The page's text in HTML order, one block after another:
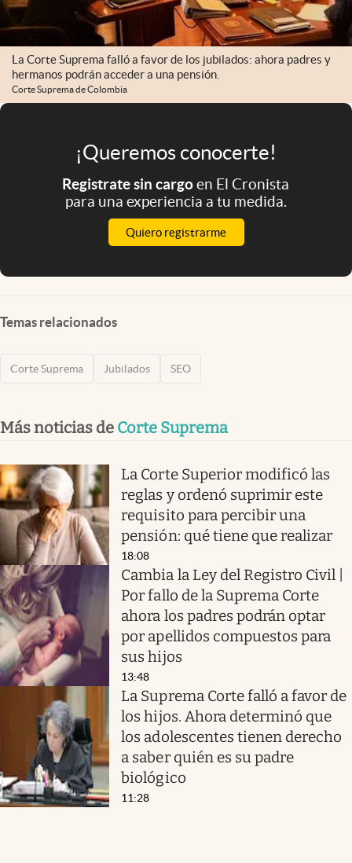
La Corte Suprema falló a favor de los jubilados: ahora padres y
hermanos podrán acceder a una pensión.
Corte Suprema de Colombia
¡Queremos conocerte!
Registrate sin cargoen El Cronista
para una experiencia a tu medida.
Quiero registrarme
Temas relacionados
Corte Suprema Jubilados SEO
Más noticias de Corte Suprema
La Corte Superior modificó las
reglas y ordenó suprimir este
requisito para percibir una
pensión: qué tiene que realizar
18:08
Cambia la Ley del Registro Civil |
Por fallo de la Suprema Corte
ahora los padres podrán optar
por apellidos compuestos para
sus hijos
13:48
La Suprema Corte falló a favor de
los hijos. Ahora determinó que
los adolescentes tienen derecho
a saber quién es su padre
biológico
11:28